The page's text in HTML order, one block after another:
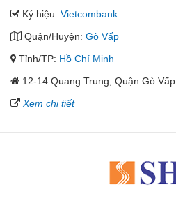
Ký hiệu: Vietcombank
Quận/Huyện: Gò Vấp
Tỉnh/TP: Hồ Chí Minh
12-14 Quang Trung, Quận Gò Vấp
Xem chi tiết